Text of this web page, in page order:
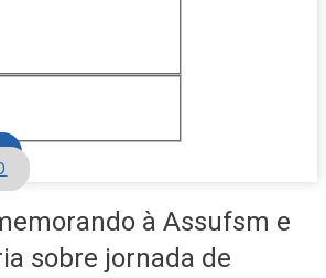
à Assufsm e
sobre jornada de